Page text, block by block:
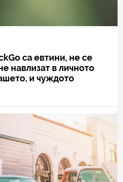
са евтини, не се
навлизат в личното
и чуждото